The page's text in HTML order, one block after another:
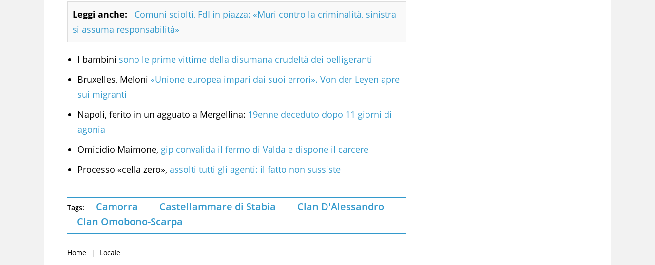
Leggi anche:
Comuni sciolti, FdI in piazza: «Muri contro la criminalità, sinistra
si assuma responsabilità»
I bambini sono le prime vittime della disumana crudeltà dei belligeranti
Bruxelles, Meloni «Unione europea impari dai suoi errori». Von der Leyen apre
sui migranti
Napoli, ferito in un agguato a Mergellina: 19enne deceduto dopo 11 giorni di
agonia
Omicidio Maimone, gip convalida il fermo di Valda e dispone il carcere
Processo «cella zero», assolti tutti gli agenti: il fatto non sussiste
Tags: Camorra Castellammare di Stabia
Clan D'Alessandro
Clan Omobono-Scarpa
Home Locale